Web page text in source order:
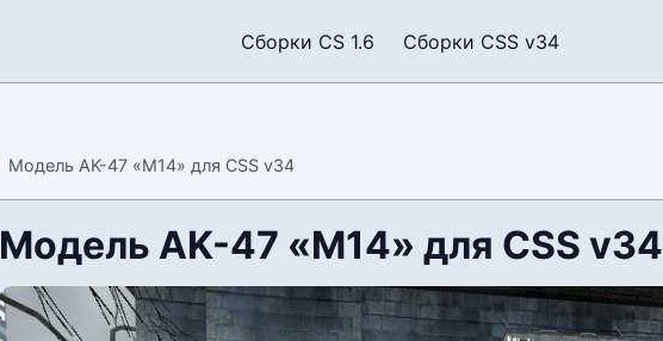
Сборки CS 1.6 Сборки CSS v34
Модель AK-47 «M14» для CSS v34
Модель AK-47 «M14» для CSS v34